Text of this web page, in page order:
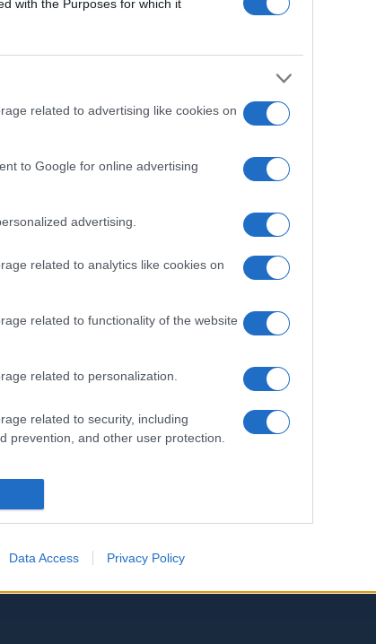
with the Purposes for which it
related to advertising like cookies on
to Google for online advertising
advertising.
related to analytics like cookies on
related to functionality of the website
related to personalization.
related to security, including
prevention, and other user protection.
Data Access Privacy Policy